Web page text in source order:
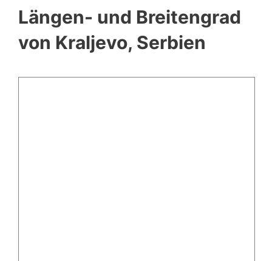
Längen- und Breitengrad
von Kraljevo, Serbien